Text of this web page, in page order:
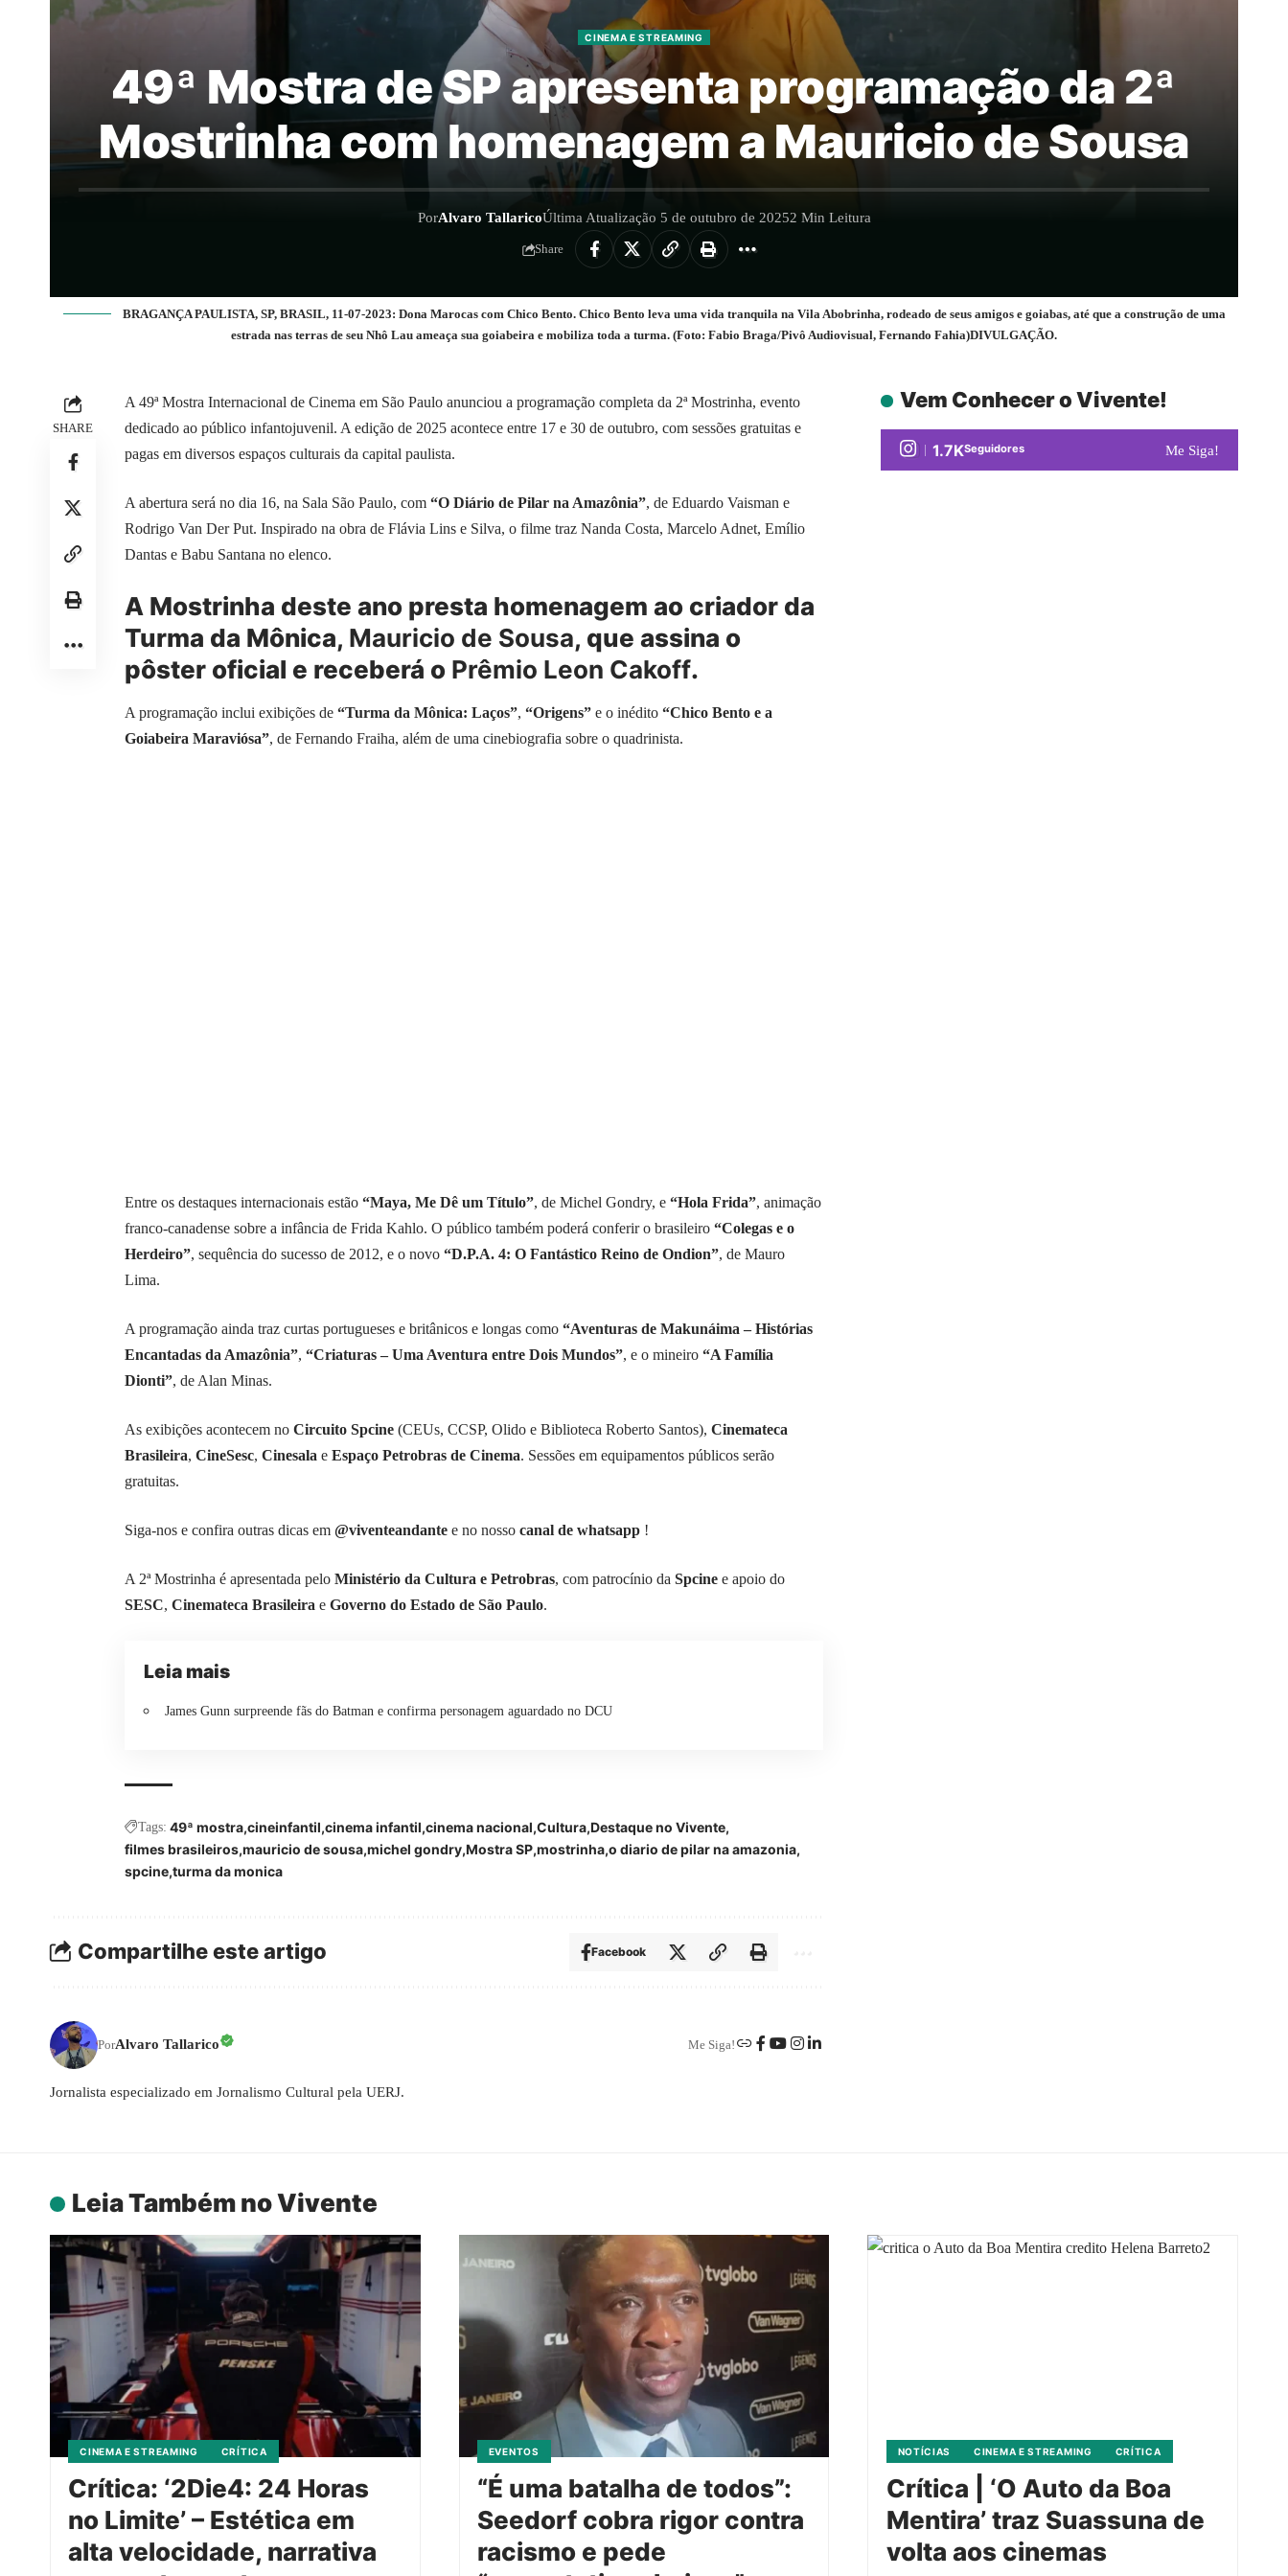
CINEMA E STREAMING
49ª Mostra de SP apresenta programação da 2ª
Mostrinha com homenagem a Mauricio de Sousa
PorAlvaro TallaricoÚltima Atualização 5 de outubro de 20252 Min Leitura
Share
BRAGANÇA PAULISTA, SP, BRASIL, 11-07-2023: Dona Marocas com Chico Bento. Chico Bento leva uma vida tranquila na Vila Abobrinha, rodeado de seus amigos e goiabas, até que a construção de uma
estrada nas terras de seu Nhô Lau ameaça sua goiabeira e mobiliza toda a turma. (Foto: Fabio Braga/Pivô Audiovisual, Fernando Fahia)DIVULGAÇÃO.
SHARE
A 49ª Mostra Internacional de Cinema em São Paulo anunciou a programação completa da 2ª Mostrinha, evento
dedicado ao público infantojuvenil. A edição de 2025 acontece entre 17 e 30 de outubro, com sessões gratuitas e
pagas em diversos espaços culturais da capital paulista.
A abertura será no dia 16, na Sala São Paulo, com “O Diário de Pilar na Amazônia”, de Eduardo Vaisman e
Rodrigo Van Der Put. Inspirado na obra de Flávia Lins e Silva, o filme traz Nanda Costa, Marcelo Adnet, Emílio
Dantas e Babu Santana no elenco.
A Mostrinha deste ano presta homenagem ao criador da
Turma da Mônica, Mauricio de Sousa, que assina o
pôster oficial e receberá o Prêmio Leon Cakoff.
A programação inclui exibições de “Turma da Mônica: Laços”, “Origens” e o inédito “Chico Bento e a
Goiabeira Maraviósa”, de Fernando Fraiha, além de uma cinebiografia sobre o quadrinista.
Entre os destaques internacionais estão “Maya, Me Dê um Título”, de Michel Gondry, e “Hola Frida”, animação
franco-canadense sobre a infância de Frida Kahlo. O público também poderá conferir o brasileiro “Colegas e o
Herdeiro”, sequência do sucesso de 2012, e o novo “D.P.A. 4: O Fantástico Reino de Ondion”, de Mauro
Lima.
A programação ainda traz curtas portugueses e britânicos e longas como “Aventuras de Makunáima – Histórias
Encantadas da Amazônia”, “Criaturas – Uma Aventura entre Dois Mundos”, e o mineiro “A Família
Dionti”, de Alan Minas.
As exibições acontecem no Circuito Spcine (CEUs, CCSP, Olido e Biblioteca Roberto Santos), Cinemateca
Brasileira, CineSesc, Cinesala e Espaço Petrobras de Cinema. Sessões em equipamentos públicos serão
gratuitas.
Siga-nos e confira outras dicas em @viventeandante e no nosso canal de whatsapp !
A 2ª Mostrinha é apresentada pelo Ministério da Cultura e Petrobras, com patrocínio da Spcine e apoio do
SESC, Cinemateca Brasileira e Governo do Estado de São Paulo.
Leia mais
James Gunn surpreende fãs do Batman e confirma personagem aguardado no DCU
Tags: 49ª mostra cineinfantil cinema infantil cinema nacional Cultura Destaque no Vivente
filmes brasileiros mauricio de sousa michel gondry Mostra SP mostrinha o diario de pilar na amazonia
spcine turma da monica
Compartilhe este artigo Facebook
PorAlvaro Tallarico Me Siga!
Jornalista especializado em Jornalismo Cultural pela UERJ.
Vem Conhecer o Vivente!
1.7KSeguidores Me Siga!
Leia Também no Vivente
CINEMA E STREAMING CRÍTICA
Crítica: ‘2Die4: 24 Horas
no Limite’ – Estética em
alta velocidade, narrativa
EVENTOS
“É uma batalha de todos”:
Seedorf cobra rigor contra
racismo e pede
NOTÍCIAS CINEMA E STREAMING CRÍTICA
Crítica | ‘O Auto da Boa
Mentira’ traz Suassuna de
volta aos cinemas